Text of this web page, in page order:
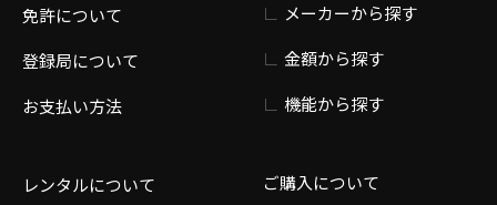
免許について
登録局について
お支払い方法
レンタルについて
メーカーから探す
金額から探す
機能から探す
ご購入について